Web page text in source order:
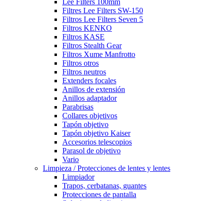
Lee Filters 100mm
Filtres Lee Filters SW-150
Filtros Lee Filters Seven 5
Filtros KENKO
Filtros KASE
Filtros Stealth Gear
Filtros Xume Manfrotto
Filtros otros
Filtros neutros
Extenders focales
Anillos de extensión
Anillos adaptador
Parabrisas
Collares objetivos
Tapón objetivo
Tapón objetivo Kaiser
Accesorios telescopios
Parasol de objetivo
Vario
Limpieza / Protecciones de lentes y lentes
Limpiador
Trapos, cerbatanas, guantes
Protecciones de pantalla